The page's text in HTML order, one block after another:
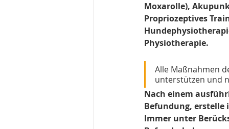
Moxarolle),
Propriozeptives
Physiotherapie.
Alle Maßnahmen
unterstützen und
Nach einem
Befundung, erstelle
Immer unter